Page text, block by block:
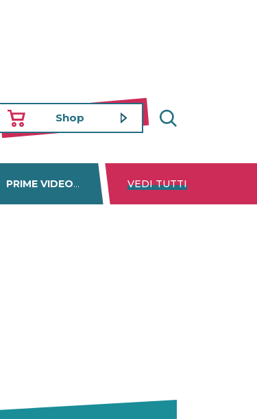
Shop
PRIME VIDEO DISNEY+ NETFLIX
VEDI TUTTI